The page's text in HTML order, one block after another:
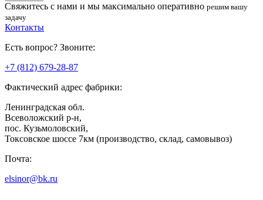
Свяжитесь с нами и мы максимально оперативно решим вашу
задачу
Контакты
Есть вопрос? Звоните:
+7 (812) 679-28-87
Фактический адрес фабрики:
Ленинградская обл.
Всеволожский р-н,
пос. Кузьмоловский,
Токсовское шоссе 7км (производство, склад, самовывоз)
Почта:
elsinor@bk.ru